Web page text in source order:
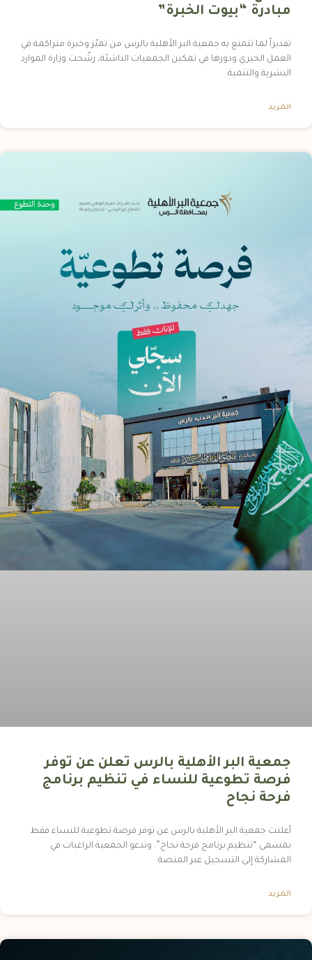
مبادرة “بيوت الخبرة”
تقديراً لما تتمتع به جمعية البر الأهلية بالرس من تميّز وخبرة متراكمة في
العمل الخيري ودورها في تمكين الجمعيات الناشئة، رشّحت وزارة الموارد
البشرية والتنمية
المزيد
جمعية البر الأهلية بالرس تعلن عن توفر
فرصة تطوعية للنساء في تنظيم برنامج
فرحة نجاح
أعلنت جمعية البر الأهلية بالرس عن توفر فرصة تطوعية للنساء فقط
بمسمى “تنظيم برنامج فرحة نجاح”. وتدعو الجمعية الراغبات في
المشاركة إلى التسجيل عبر المنصة
المزيد